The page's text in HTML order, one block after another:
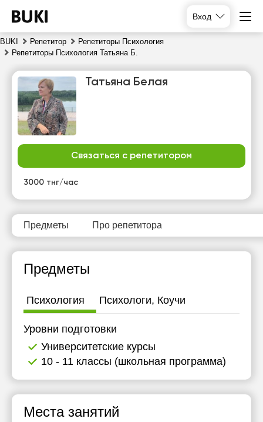
Вход
BUKI Репетитор
Репетиторы Психология
Репетиторы Психология Татьяна Б.
Татьяна Белая
Связаться с репетитором
3000 тнг/час
Предметы Про репетитора
Предметы
Психология Психологи, Коучи
Уровни подготовки
Университетские курсы
10 - 11 классы (школьная программа)
Места занятий
пн
вт
Нет
свободных
часов
Нет
свободных
часов
Нет
свободных
часов
Нет
свободных